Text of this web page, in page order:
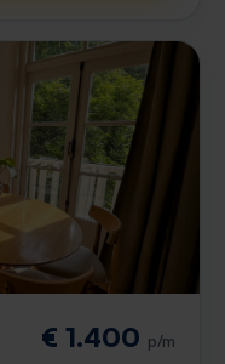
€ 1.400 p/m